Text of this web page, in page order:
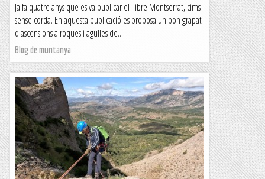
Ja fa quatre anys que es va publicar el llibre Montserrat, cims
sense corda. En aquesta publicació es proposa un bon grapat
d'ascensions a roques i agulles de...
Blog de muntanya